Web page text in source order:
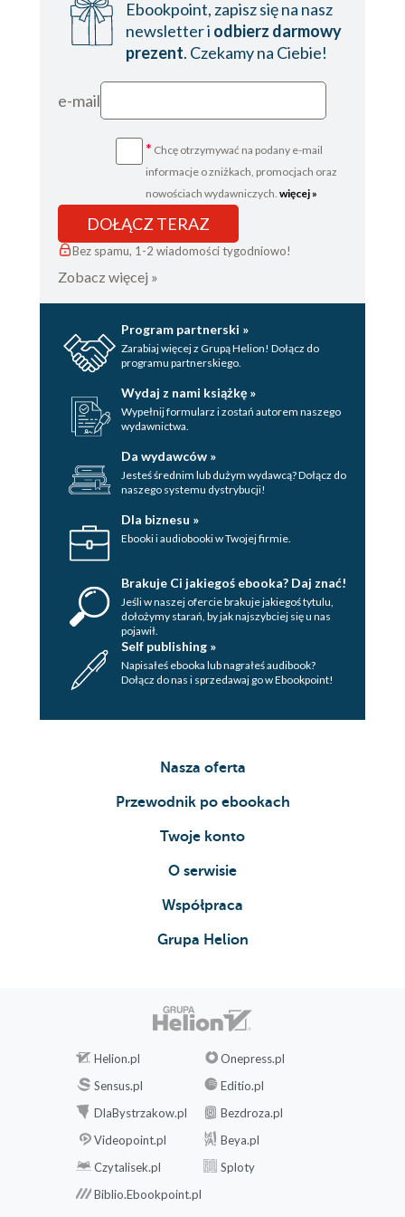
Gluten
Papierosy, kofeina i alkohol
Tłuszcze zwierzęce
trawienia i wyeliminowania zaparć
Błonnik
Gorąca woda
Unikaj ciężkostrawnych
produktów
Mądrze planuj pory posiłków
Wypróbuj suplement z
magnezem i tlenem (taki jak
Detoxy +)
Przyjmuj enzymy trawienne
przed posiłkiem
Unikaj napojów gazowanych
Jedz wolniej i nie przejadaj
się
Namaczaj przez noc ziarna,
Mądrze wybieraj warzywa
Jedz ananasy
Unikaj picia przez słomkę
Codzienna detoksykacja
zdrowie i uroda
wysokobiałkowych
leków
Ogranicz spożycie
spróbuj przejść na żywność
Jedz więcej roślin
Zacznij dzień od wypicia
wątrobę
Przyjmij podejście
stosowane w tradycyjnej
medycynie chińskiej
Unikaj foie gras
Jedz więcej grejpfrutów
Przekonaj się do buraków
Ebookpoint, zapisz się na nasz
newsletter i odbierz darmowy
prezent. Czekamy na Ciebie!
e-mail
* Chcę otrzymywać na podany e-mail
informacje o zniżkach, promocjach oraz
nowościach wydawniczych. więcej »
DOŁĄCZ TERAZ
Bez spamu, 1-2 wiadomości tygodniowo!
Zobacz więcej »
Program partnerski »
Zarabiaj więcej z Grupą Helion! Dołącz do
programu partnerskiego.
Wydaj z nami książkę »
Wypełnij formularz i zostań autorem naszego
wydawnictwa.
Da wydawców »
Jesteś średnim lub dużym wydawcą? Dołącz do
naszego systemu dystrybucji!
Dla biznesu »
Ebooki i audiobooki w Twojej firmie.
Brakuje Ci jakiegoś ebooka? Daj znać!
Jeśli w naszej ofercie brakuje jakiegoś tytulu,
dołożymy starań, by jak najszybciej się u nas
pojawił.
Self publishing »
Napisałeś ebooka lub nagrałeś audibook?
Dołącz do nas i sprzedawaj go w Ebookpoint!
Nasza oferta
Przewodnik po ebookach
Twoje konto
O serwisie
Współpraca
Grupa Helion
Helion.pl
Onepress.pl
Sensus.pl
Editio.pl
DlaBystrzakow.pl
Bezdroza.pl
Videopoint.pl
Beya.pl
Czytalisek.pl
Sploty
Biblio.Ebookpoint.pl